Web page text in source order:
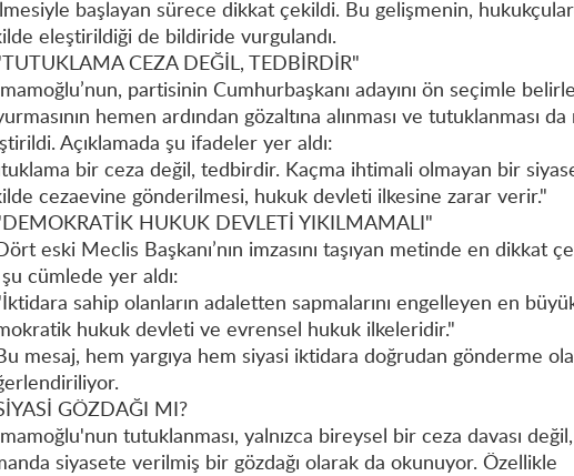
başlayan sürece dikkat çekildi. Bu gelişmenin,
eleştirildiği de bildiride vurgulandı.
CEZA DEĞİL, TEDBİRDİR"
partisinin Cumhurbaşkanı adayını ön seçimle
hemen ardından gözaltına alınması ve tutuklanması
Açıklamada şu ifadeler yer aldı:
bir ceza değil, tedbirdir. Kaçma ihtimali olmayan bir
cezaevine gönderilmesi, hukuk devleti ilkesine zarar verir."
HUKUK DEVLETİ YIKILMAMALI"
eski Meclis Başkanı’nın imzasını taşıyan metinde en dikkat
cümlede yer aldı:
sahip olanların adaletten sapmalarını engelleyen en
hukuk devleti ve evrensel hukuk ilkeleridir."
mesaj, hem yargıya hem siyasi iktidara doğrudan gönderme
GÖZDAĞI MI?
tutuklanması, yalnızca bireysel bir ceza davası değil,
siyasete verilmiş bir gözdağı olarak da okunuyor. Özellikle